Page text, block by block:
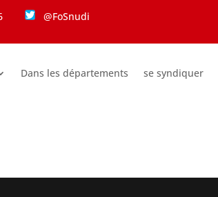
66 @FoSnudi
Dans les départements se syndiquer